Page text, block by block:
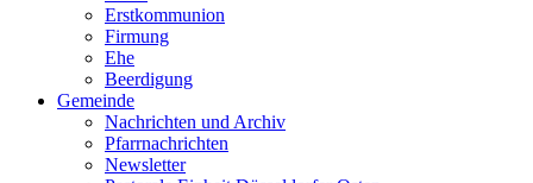
Erstkommunion
Firmung
Ehe
Beerdigung
Gemeinde
Nachrichten und Archiv
Pfarrnachrichten
Newsletter